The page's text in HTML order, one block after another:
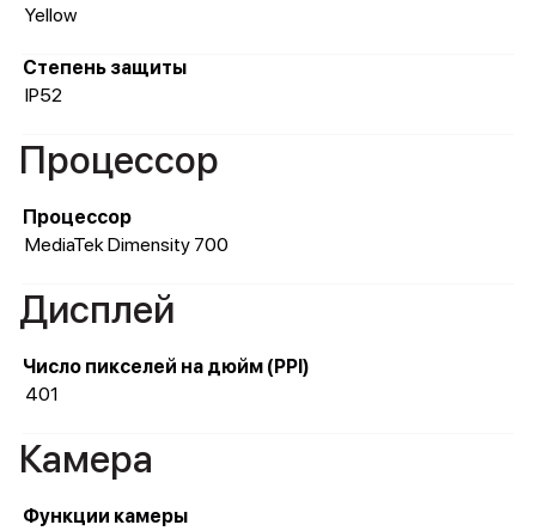
Yellow
Степень защиты
IP52
Процессор
Процессор
MediaTek Dimensity 700
Дисплей
Число пикселей на дюйм (PPI)
401
Камера
Функции камеры